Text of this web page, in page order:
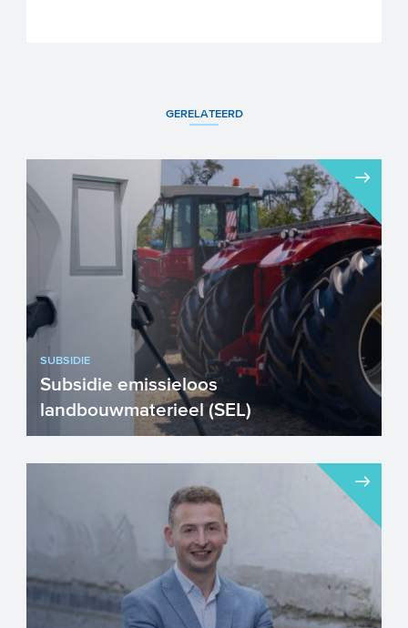
GERELATEERD
SUBSIDIE
Subsidie emissieloos
landbouwmaterieel (SEL)
toekomstbestendig maken en
tegelijkertijd uw afhankelijkheid van